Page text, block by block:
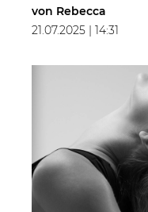
von Rebecca
21.07.2025 | 14:31